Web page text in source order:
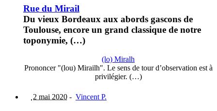
Rue du Mirail
Du vieux Bordeaux aux abords gascons de
Toulouse, encore un grand classique de notre
toponymie, (…)
(lo) Miralh
Prononcer "(lou) Mirailh". Le sens de tour d’observation est à
privilégier. (…)
2 mai 2020 - Vincent P.